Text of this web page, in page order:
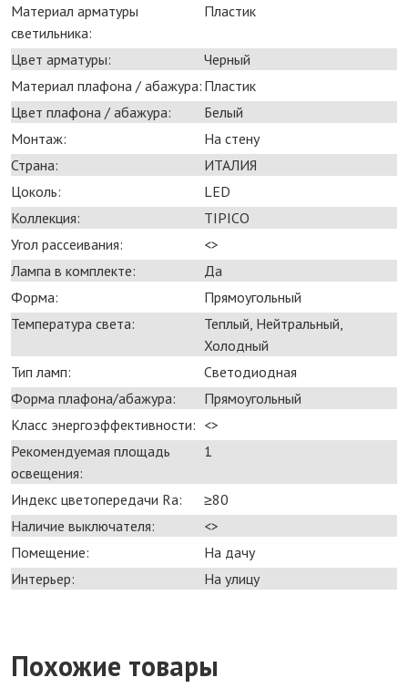
Материал арматуры
светильника:
Пластик
Цвет арматуры:
Черный
Материал плафона / абажура: Пластик
Цвет плафона / абажура:
Белый
Монтаж:
На стену
Страна:
ИТАЛИЯ
Цоколь:
LED
Коллекция:
TIPICO
Угол рассеивания:
<>
Лампа в комплекте:
Да
Форма:
Прямоугольный
Температура света:
Теплый, Нейтральный,
Холодный
Тип ламп:
Светодиодная
Форма плафона/абажура:
Прямоугольный
Класс энергоэффективности: <>
Рекомендуемая площадь
освещения:
1
Индекс цветопередачи Ra:
≥80
Наличие выключателя:
<>
Помещение:
На дачу
Интерьер:
На улицу
Похожие товары